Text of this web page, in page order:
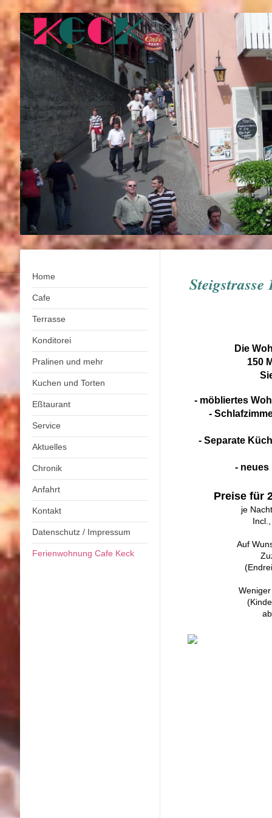
Home
Cafe
Terrasse
Konditorei
Pralinen und mehr
Kuchen und Torten
Eßtaurant
Service
Aktuelles
Chronik
Anfahrt
Kontakt
Datenschutz / Impressum
Ferienwohnung Cafe Keck
Die
150
- möbliertes
-
- Separate
- neues
Preise für
je
Auf